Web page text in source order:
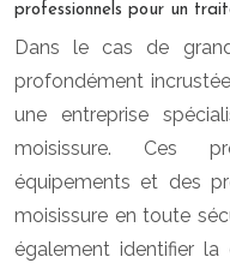
professionnels pour un
Dans le cas de
profondément
une entreprise
moisissure. Ces
équipements et des
moisissure en toute
également identifier la